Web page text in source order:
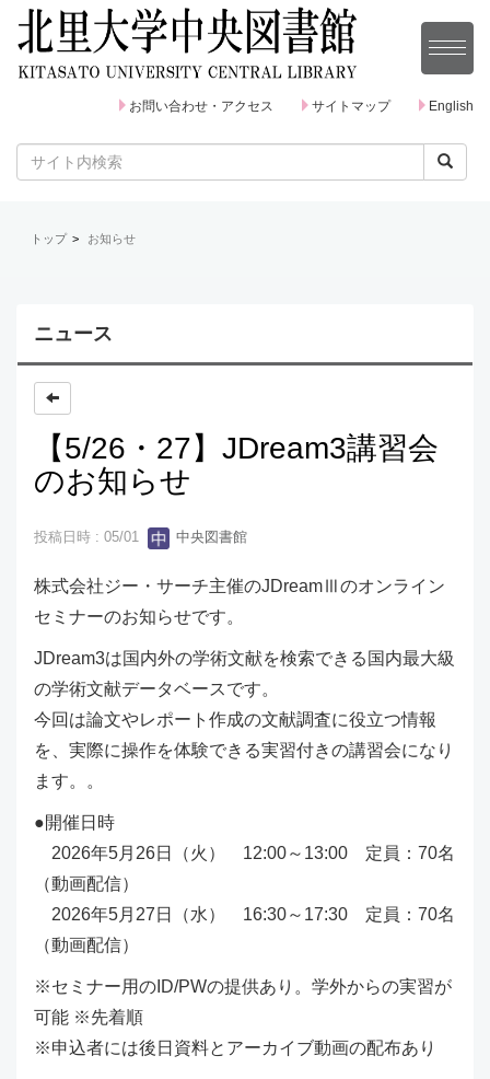
お問い合わせ・アクセス サイトマップ English
トップ お知らせ
ニュース
【5/26・27】JDream3講習会
のお知らせ
投稿日時 : 05/01 中央図書館
株式会社ジー・サーチ主催のJDreamⅢのオンライン
セミナーのお知らせです。
JDream3は国内外の学術文献を検索できる国内最大級
の学術文献データベースです。
今回は論文やレポート作成の文献調査に役立つ情報
を、実際に操作を体験できる実習付きの講習会になり
ます。。
●開催日時
2026年5月26日（火） 12:00～13:00 定員：70名
（動画配信）
2026年5月27日（水） 16:30～17:30 定員：70名
（動画配信）
※セミナー用のID/PWの提供あり。学外からの実習が
可能 ※先着順
※申込者には後日資料とアーカイブ動画の配布あり